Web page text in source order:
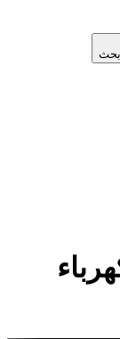
ابحث